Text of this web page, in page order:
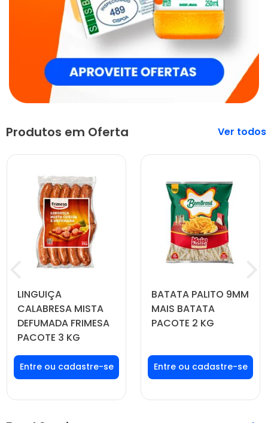
Produtos em Oferta
LINGUIÇA
CALABRESA MISTA
DEFUMADA FRIMESA
PACOTE 3 KG
Faça seu login ou
cadastre-se para
ver preços e
BATATA PALITO 9MM
MAIS BATATA
PACOTE 2 KG
Faça seu login ou
cadastre-se para
ver preços e